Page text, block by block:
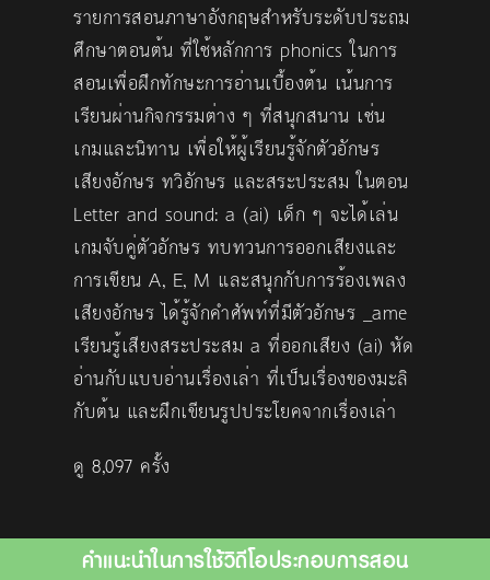
รายการสอนภาษาอังกฤษสำหรับระดับประถม
ศึกษาตอนต้น ที่ใช้หลักการ phonics ในการ
สอนเพื่อฝึกทักษะการอ่านเบื้องต้น เน้นการ
เรียนผ่านกิจกรรมต่าง ๆ ที่สนุกสนาน เช่น
เกมและนิทาน เพื่อให้ผู้เรียนรู้จักตัวอักษร
เสียงอักษร ทวิอักษร และสระประสม ในตอน
Letter and sound: a (ai) เด็ก ๆ จะได้เล่น
เกมจับคู่ตัวอักษร ทบทวนการออกเสียงและ
การเขียน A, E, M และสนุกกับการร้องเพลง
เสียงอักษร ได้รู้จักคำศัพท์ที่มีตัวอักษร _ame
เรียนรู้เสียงสระประสม a ที่ออกเสียง (ai) หัด
อ่านกับแบบอ่านเรื่องเล่า ที่เป็นเรื่องของมะลิ
กับต้น และฝึกเขียนรูปประโยคจากเรื่องเล่า
ดู 8,097 ครั้ง
คำแนะนำในการใช้วิดีโอประกอบการสอน